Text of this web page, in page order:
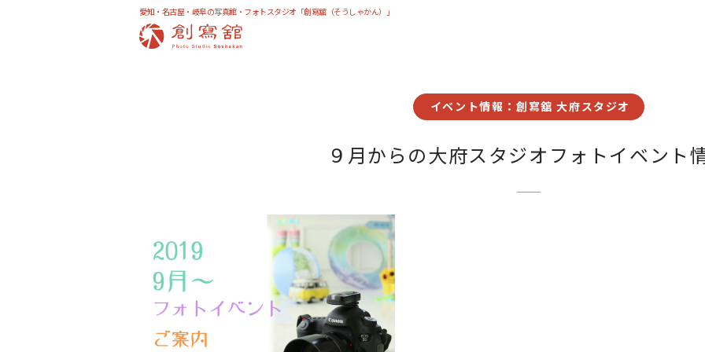
愛知・名古屋・岐阜の写真館・フォトスタジオ「創寫舘（そうしゃかん）」
イベント情報：創寫舘 大府スタジオ
９月からの大府スタジオフォトイベント